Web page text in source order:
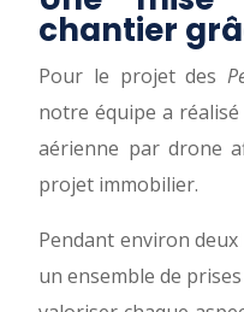
chantier
Pour le projet des
notre équipe a
aérienne par drone
projet immobilier.
Pendant environ
un ensemble de